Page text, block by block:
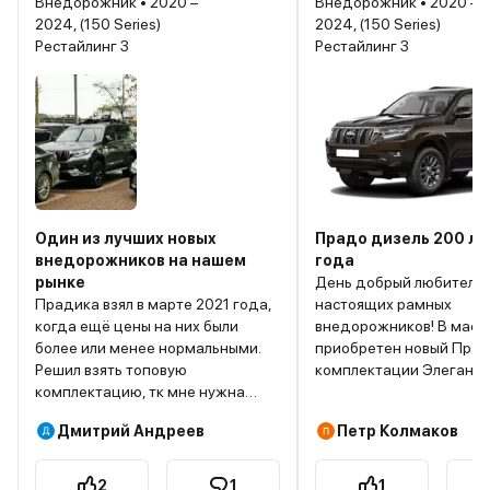
2024, (150 Series)
Рестайлинг 3
Один из лучших новых
внедорожников на нашем
рынке
Прадика взял в марте 2021 года,
когда ещё цены на них были
более или менее нормальными.
Решил взять топовую
комплектацию, тк мне нужна
подвеска (она ставилась только
на эту комплектацию). Это важно
было для меня поскольку я частый
Дмитрий Андреев
2 1
2024, (150 Series)
Рестайлинг 3
Прадо дизель 200
года
День добрый
настоящих рамных
внедорожников! В мае
приобретен новый
комплектации Элеганс
л.с. 2011 года). Надо
отметить, что все
которыми владел и
Петр Колмаков
1